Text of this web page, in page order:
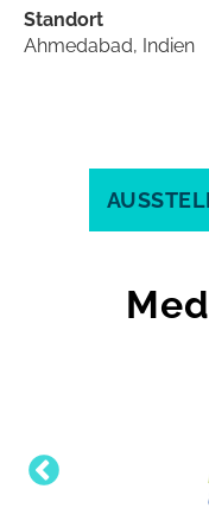
Standort
Ahmedabad, Indien